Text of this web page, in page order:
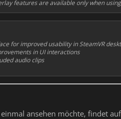
features are available only when
for improved usability in SteamVR
in UI interactions
audio clips
ansehen möchte, findet auf